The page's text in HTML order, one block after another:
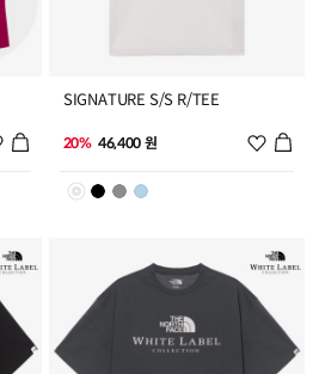
위시리스트 추가
SIGNATURE S/S R/TEE
46,400 원
20% 위시